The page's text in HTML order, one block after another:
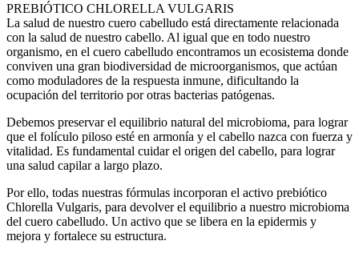
PREBIÓTICO CHLORELLA VULGARIS
La salud de nuestro cuero cabelludo está directamente relacionada
con la salud de nuestro cabello. Al igual que en todo nuestro
organismo, en el cuero cabelludo encontramos un ecosistema donde
conviven una gran biodiversidad de microorganismos, que actúan
como moduladores de la respuesta inmune, dificultando la
ocupación del territorio por otras bacterias patógenas.
Debemos preservar el equilibrio natural del microbioma, para lograr
que el folículo piloso esté en armonía y el cabello nazca con fuerza y
vitalidad. Es fundamental cuidar el origen del cabello, para lograr
una salud capilar a largo plazo.
Por ello, todas nuestras fórmulas incorporan el activo prebiótico
Chlorella Vulgaris, para devolver el equilibrio a nuestro microbioma
del cuero cabelludo. Un activo que se libera en la epidermis y
mejora y fortalece su estructura.